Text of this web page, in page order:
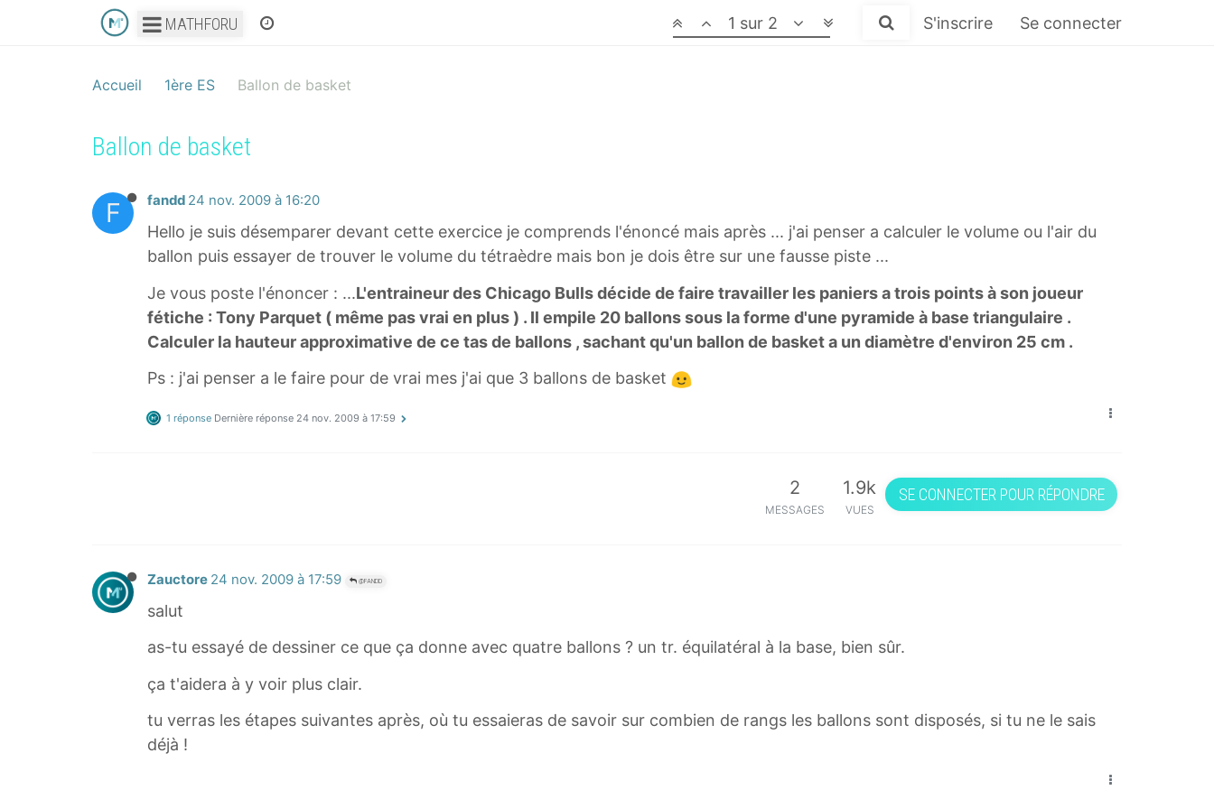
MATHFORU S'inscrire Se connecter
1 sur 2
Accueil 1ère ES Ballon de basket
Ballon de basket
F fandd 24 nov. 2009 à 16:20
Hello je suis désemparer devant cette exercice je comprends l'énoncé mais après ... j'ai penser a calculer le volume ou l'air du
ballon puis essayer de trouver le volume du tétraèdre mais bon je dois être sur une fausse piste ...
Je vous poste l'énoncer : ...L'entraineur des Chicago Bulls décide de faire travailler les paniers a trois points à son joueur
fétiche : Tony Parquet ( même pas vrai en plus ) . Il empile 20 ballons sous la forme d'une pyramide à base triangulaire .
Calculer la hauteur approximative de ce tas de ballons , sachant qu'un ballon de basket a un diamètre d'environ 25 cm .
Ps : j'ai penser a le faire pour de vrai mes j'ai que 3 ballons de basket
1 réponse Dernière réponse 24 nov. 2009 à 17:59
2
MESSAGES
1.9k
VUES
SE CONNECTER POUR RÉPONDRE
Zauctore 24 nov. 2009 à 17:59 @FANDD
salut
as-tu essayé de dessiner ce que ça donne avec quatre ballons ? un tr. équilatéral à la base, bien sûr.
ça t'aidera à y voir plus clair.
tu verras les étapes suivantes après, où tu essaieras de savoir sur combien de rangs les ballons sont disposés, si tu ne le sais
déjà !